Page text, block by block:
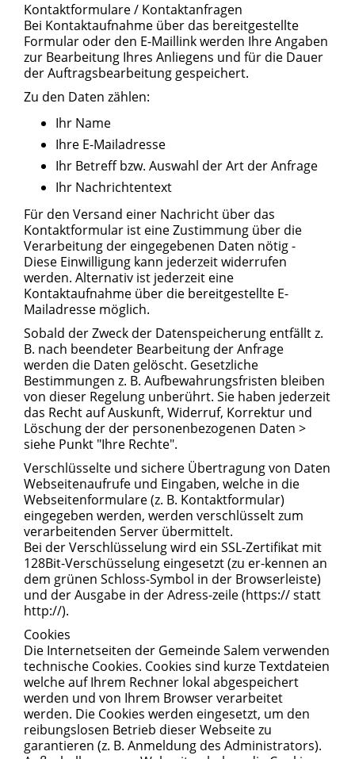
Kontaktformulare / Kontaktanfragen
Bei Kontaktaufnahme über das bereitgestellte
Formular oder den E-Maillink werden Ihre Angaben
zur Bearbeitung Ihres Anliegens und für die Dauer
der Auftragsbearbeitung gespeichert.
Zu den Daten zählen:
Ihr Name
Ihre E-Mailadresse
Ihr Betreff bzw. Auswahl der Art der Anfrage
Ihr Nachrichtentext
Für den Versand einer Nachricht über das
Kontaktformular ist eine Zustimmung über die
Verarbeitung der eingegebenen Daten nötig -
Diese Einwilligung kann jederzeit widerrufen
werden. Alternativ ist jederzeit eine
Kontaktaufnahme über die bereitgestellte E-
Mailadresse möglich.
Sobald der Zweck der Datenspeicherung entfällt z.
B. nach beendeter Bearbeitung der Anfrage
werden die Daten gelöscht. Gesetzliche
Bestimmungen z. B. Aufbewahrungsfristen bleiben
von dieser Regelung unberührt. Sie haben jederzeit
das Recht auf Auskunft, Widerruf, Korrektur und
Löschung der der personenbezogenen Daten >
siehe Punkt "Ihre Rechte".
Verschlüsselte und sichere Übertragung von Daten
Webseitenaufrufe und Eingaben, welche in die
Webseitenformulare (z. B. Kontaktformular)
eingegeben werden, werden verschlüsselt zum
verarbeitenden Server übermittelt.
Bei der Verschlüsselung wird ein SSL-Zertifikat mit
128Bit-Verschüsselung eingesetzt (zu er-kennen an
dem grünen Schloss-Symbol in der Browserleiste)
und der Ausgabe in der Adress-zeile (https:// statt
http://).
Cookies
Die Internetseiten der Gemeinde Salem verwenden
technische Cookies. Cookies sind kurze Textdateien
welche auf Ihrem Rechner lokal abgespeichert
werden und von Ihrem Browser verarbeitet
werden. Die Cookies werden eingesetzt, um den
reibungslosen Betrieb dieser Webseite zu
garantieren (z. B. Anmeldung des Administrators).